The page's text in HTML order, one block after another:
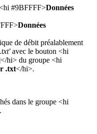
#9BFFFF>Données
Données
de débit préalablement
avec le bouton <hi
</hi> du groupe <hi
.txt</hi>.
dans le groupe <hi